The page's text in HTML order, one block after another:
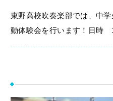
東野高校吹奏楽部では、中
動体験会を行います！日時